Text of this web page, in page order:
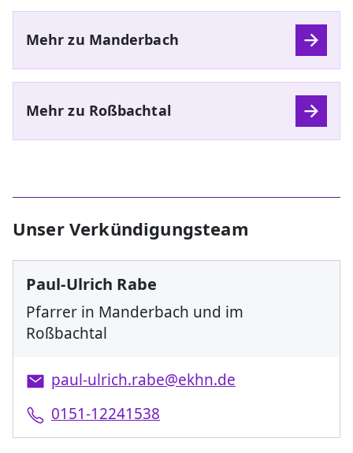
Mehr zu Manderbach
Mehr zu Roßbachtal
Unser Verkündigungsteam
Paul-Ulrich Rabe
Pfarrer in Manderbach und im
Roßbachtal
paul-ulrich.rabe@ekhn.de
0151-12241538